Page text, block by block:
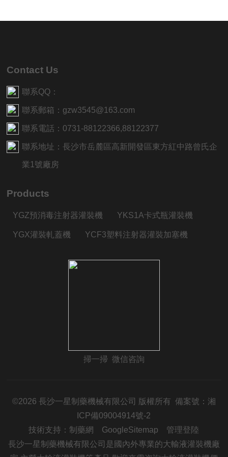
Contact Us
聯系QQ：
聯系郵箱：gzw3545@163.com
聯系電話：0731-88122366,88122377
聯系地址：長沙市岳麓區高新開發區東方紅中路曾氏企
業1號廠房
Products
YGZ預消毒注射器灌裝機 YKS1A卡式瓶灌裝機
YGX灌裝軋蓋機 YCF3塑料注射器灌裝加塞機
掃一掃 微信咨詢
©2026 長沙一星制藥機械有限公司 版權所有 備案號： 湘
ICP備09004914號-2
技術支持：制藥網 GoogleSitemap
管理登陸
長沙一星制藥機械有限公司是國內外專業的大輸液灌裝機廠